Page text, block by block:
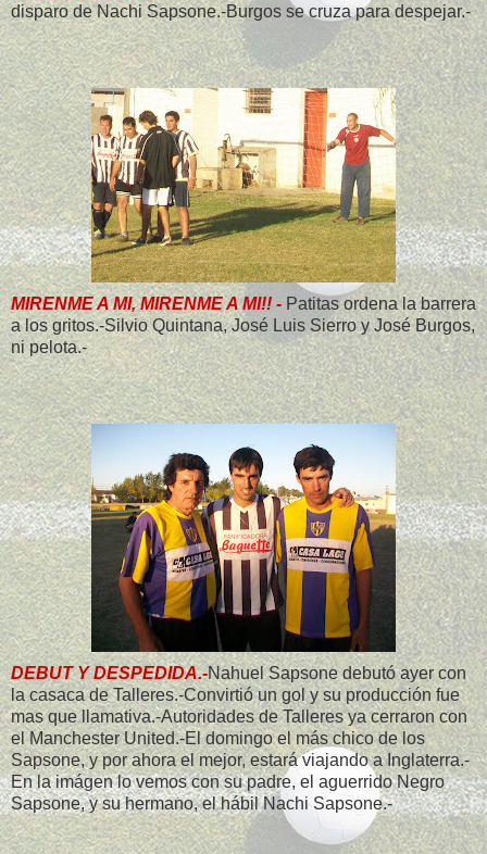
disparo de Nachi Sapsone.-Burgos se cruza para despejar.-
MIRENME A MI, MIRENME A MI!! - Patitas ordena la barrera
a los gritos.-Silvio Quintana, José Luis Sierro y José Burgos,
ni pelota.-
DEBUT Y DESPEDIDA.-Nahuel Sapsone debutó ayer con
la casaca de Talleres.-Convirtió un gol y su producción fue
mas que llamativa.-Autoridades de Talleres ya cerraron con
el Manchester United.-El domingo el más chico de los
Sapsone, y por ahora el mejor, estará viajando a Inglaterra.-
En la imágen lo vemos con su padre, el aguerrido Negro
Sapsone, y su hermano, el hábil Nachi Sapsone.-